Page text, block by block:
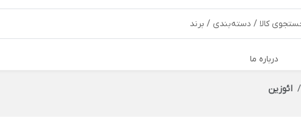
درباره ما
ائوزین